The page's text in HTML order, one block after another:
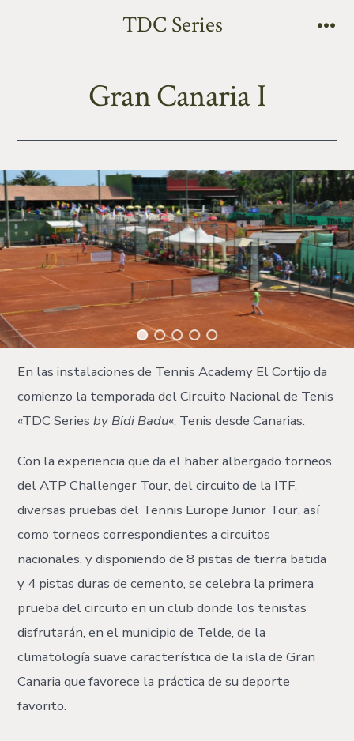
TDC Series
Gran Canaria I
En las instalaciones de Tennis Academy El Cortijo da
comienzo la temporada del Circuito Nacional de Tenis
«TDC Seriesby Bidi Badu«, Tenis desde Canarias.
Con la experiencia que da el haber albergado torneos
del ATP Challenger Tour, del circuito de la ITF,
diversas pruebas del Tennis Europe Junior Tour, así
como torneos correspondientes a circuitos
nacionales, y disponiendo de 8 pistas de tierra batida
y 4 pistas duras de cemento, se celebra la primera
prueba del circuito en un club donde los tenistas
disfrutarán, en el municipio de Telde, de la
climatología suave característica de la isla de Gran
Canaria que favorece la práctica de su deporte
favorito.